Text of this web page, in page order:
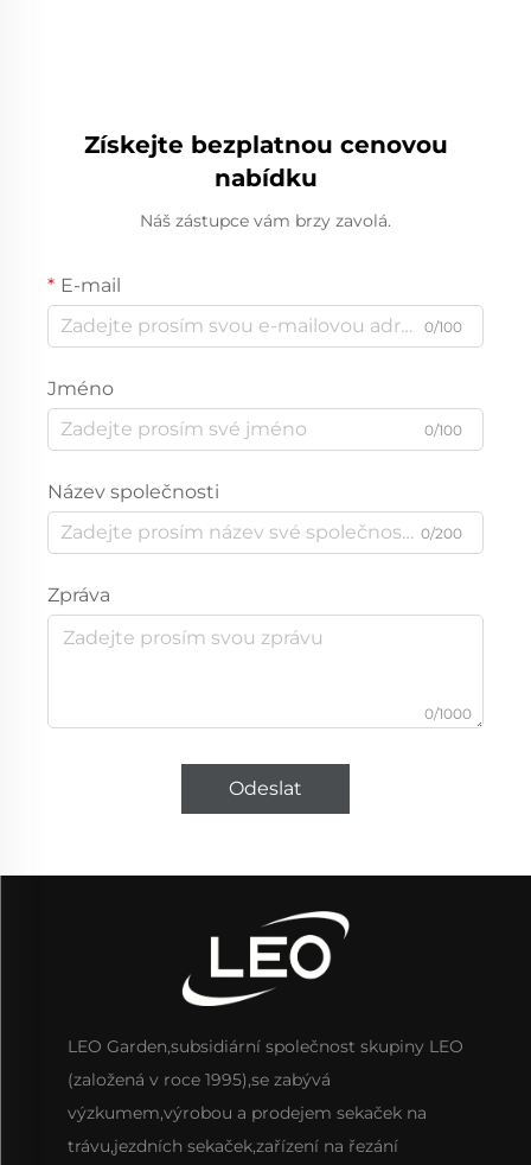
Získejte bezplatnou cenovou
nabídku
Náš zástupce vám brzy zavolá.
E-mail
0/100
Jméno
0/100
Název společnosti
0/200
Zpráva
0/1000
Odeslat
LEO Garden,subsidiární společnost skupiny LEO
(založená v roce 1995),se zabývá
výzkumem,výrobou a prodejem sekaček na
trávu,jezdních sekaček,zařízení na řezání